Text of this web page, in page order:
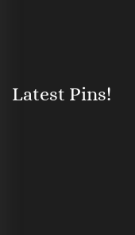
Latest Pins!